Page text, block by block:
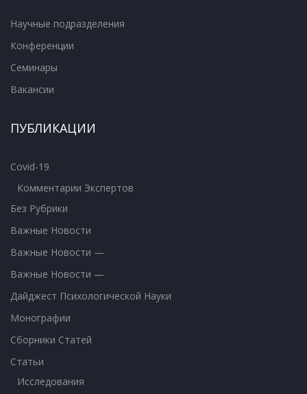
Научные подразделения
Конференции
Семинары
Вакансии
ПУБЛИКАЦИИ
Covid-19
Комментарии Экспертов
Без Рубрики
Важные Новости
Важные Новости —
Важные Новости —
Дайджест Психологической Науки
Монографии
Сборники Статей
Статьи
Исследования